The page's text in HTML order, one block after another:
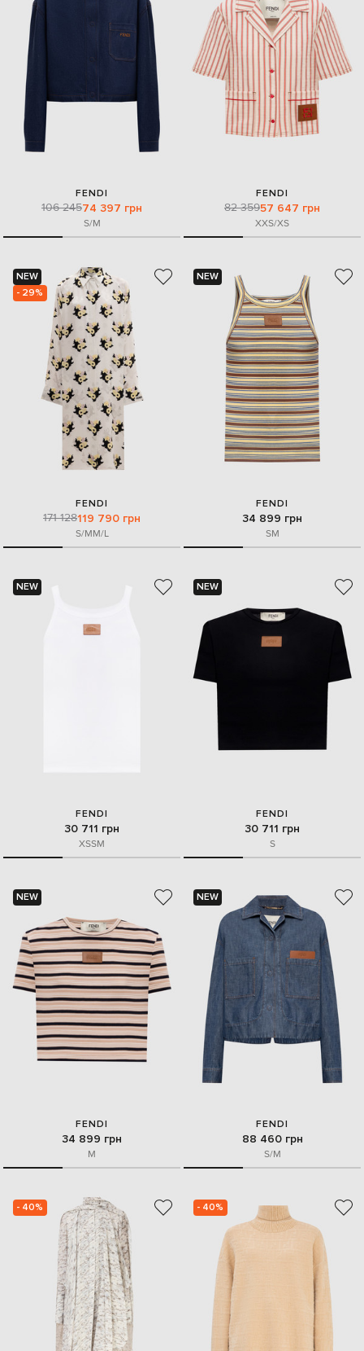
FENDI
106 24574 397 грн
S/M
FENDI
82 35957 647 грн
XXS/XS
NEW
- 29%
FENDI
171 128119 790 грн
S/MM/L
NEW
FENDI
34 899 грн
SM
NEW
FENDI
30 711 грн
XSSM
NEW
FENDI
30 711 грн
S
NEW
FENDI
34 899 грн
M
NEW
FENDI
88 460 грн
S/M
- 40% - 40%